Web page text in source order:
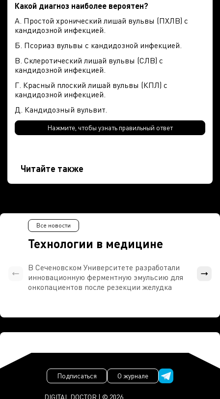
Какой диагноз наиболее вероятен?
А. Простой хронический лишай вульвы (ПХЛВ) с
кандидозной инфекцией.
Б. Псориаз вульвы с кандидозной инфекцией.
В. Склеротический лишай вульвы (СЛВ) с
кандидозной инфекцией.
Г. Красный плоский лишай вульвы (КПЛ) с
кандидозной инфекцией.
Д. Кандидозный вульвит.
Нажмите, чтобы узнать правильный ответ
Читайте также
Технологии в медицине
Все новости
В Сеченовском Университете разработали
инновационную ферментную эмульсию для
онкопациентов после резекции желудка
DIGITAL DOCTOR | © 2026
Подписаться О журнале